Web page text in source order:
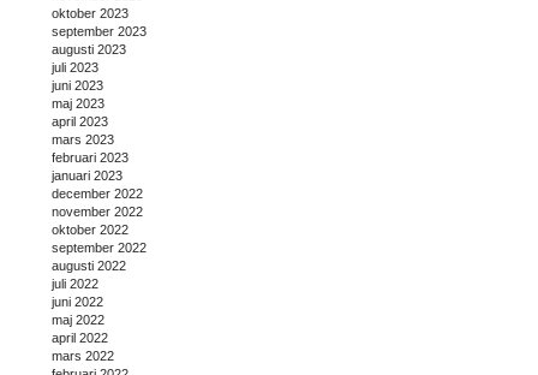
oktober 2023
september 2023
augusti 2023
juli 2023
juni 2023
maj 2023
april 2023
mars 2023
februari 2023
januari 2023
december 2022
november 2022
oktober 2022
september 2022
augusti 2022
juli 2022
juni 2022
maj 2022
april 2022
mars 2022